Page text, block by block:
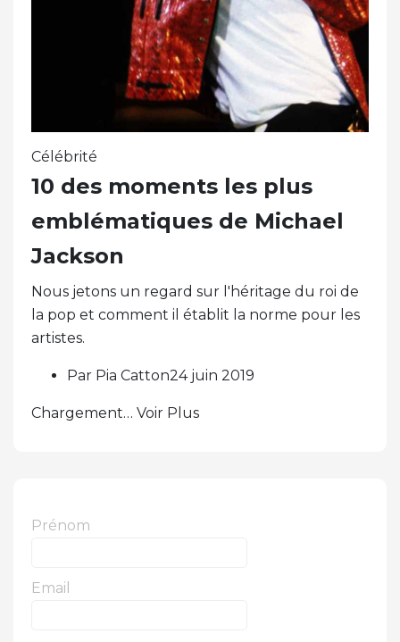
Célébrité
10 des moments les plus
emblématiques de Michael
Jackson
Nous jetons un regard sur l'héritage du roi de
la pop et comment il établit la norme pour les
artistes.
Par Pia Catton24 juin 2019
Chargement… Voir Plus
Prénom
Email